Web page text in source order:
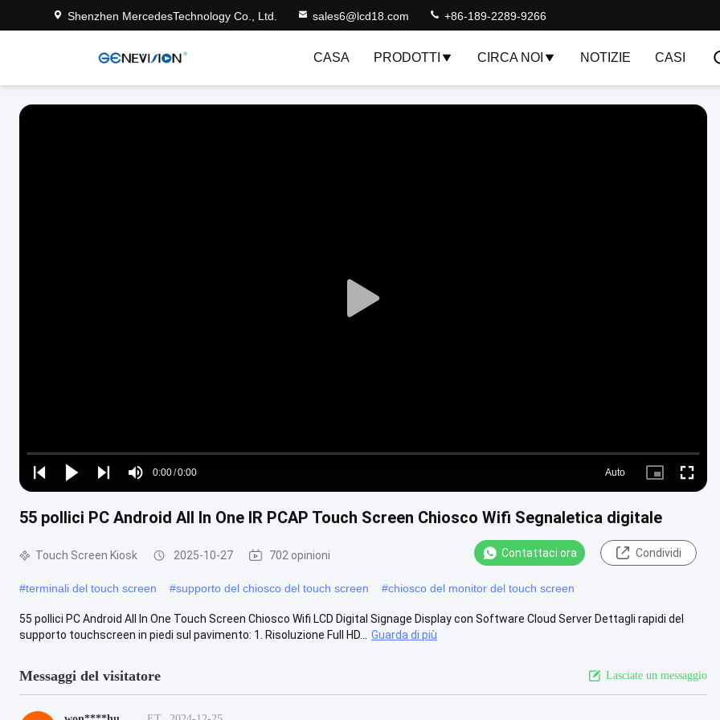
Shenzhen MercedesTechnology Co., Ltd. sales6@lcd18.com +86-189-2289-9266
CASA PRODOTTI CIRCA NOI NOTIZIE CASI
Play
Play
Play
Play
Mute
Time
0:00/0:00
Loaded:
0%
Auto
Picture- Fullscreen
55 pollici PC Android All In One IR PCAP Touch Screen Chiosco Wifi Segnaletica digitale
Touch Screen Kiosk 2025-10-27 702 opinioni Contattaci ora Condividi
#terminali del touch screen #supporto del chiosco del touch screen #chiosco del monitor del touch screen
55 pollici PC Android All In One Touch Screen Chiosco Wifi LCD Digital Signage Display con Software Cloud Server Dettagli rapidi del
supporto touchscreen in piedi sul pavimento: 1. Risoluzione Full HD...
Guarda di più
Messaggi del visitatore Lasciate un messaggio